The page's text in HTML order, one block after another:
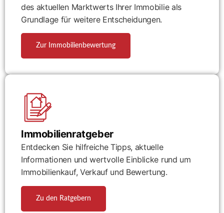
des aktuellen Marktwerts Ihrer Immobilie als
Grundlage für weitere Entscheidungen.
Zur Immobilienbewertung
Immobilienratgeber
Entdecken Sie hilfreiche Tipps, aktuelle
Informationen und wertvolle Einblicke rund um
Immobilienkauf, Verkauf und Bewertung.
Zu den Ratgebern